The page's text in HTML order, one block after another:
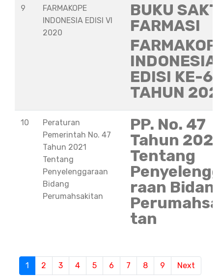
9
FARMAKOPE
INDONESIA EDISI VI
2020
BUKU
FARMASI
INDONESIA
EDISI KE-6
TAHUN
10
Peraturan
Pemerintah No. 47
Tahun 2021
Tentang
Penyelenggaraan
Bidang
Perumahsakitan
PP. No. 47
Tahun
Tentang
raan
tan
1 (current)
2 3 4 5 6 7 8 9 Next